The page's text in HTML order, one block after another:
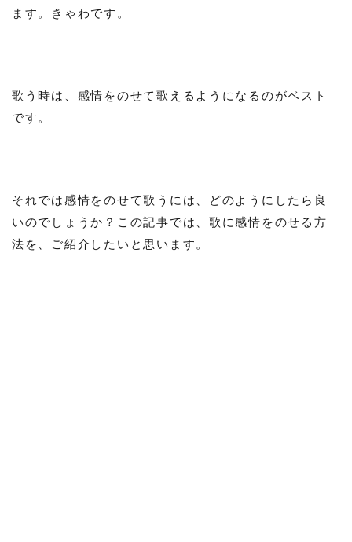
ます。きゃわです。
歌う時は、感情をのせて歌えるようになるのがベスト
です。
それでは感情をのせて歌うには、どのようにしたら良
いのでしょうか？この記事では、歌に感情をのせる方
法を、ご紹介したいと思います。